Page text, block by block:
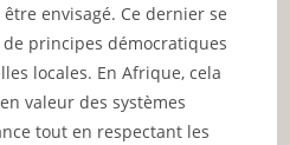
envisagé. Ce dernier se
principes démocratiques
locales. En Afrique, cela
valeur des systèmes
tout en respectant les